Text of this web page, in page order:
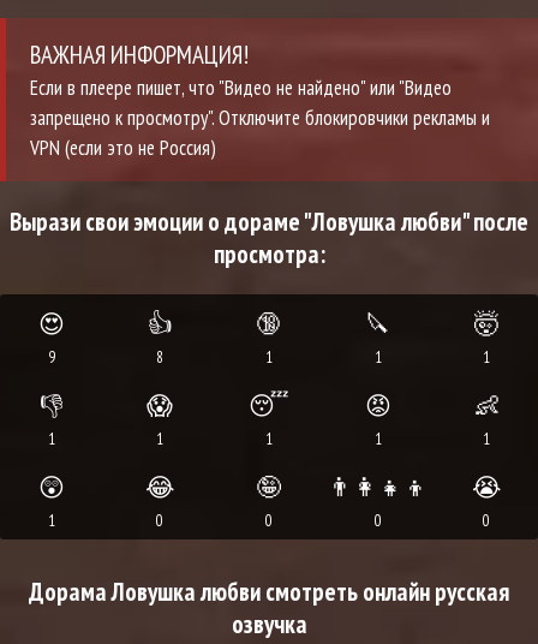
ВАЖНАЯ ИНФОРМАЦИЯ!
Если в плеере пишет, что "Видео не найдено" или "Видео
запрещено к просмотру". Отключите блокировчики рекламы и
VPN (если это не Россия)
Вырази свои эмоции о дораме "Ловушка любви" после
просмотра:
😍
9
👍
8
🔞
1
🔪
1
🤯
1
👎
1
😱
1
😴
1
😡
1
👶
1
😲
1
😂
0
🤪
0
👨‍👩‍👧‍👦
0
😭
0
Дорама Ловушка любви смотреть онлайн русская
озвучка